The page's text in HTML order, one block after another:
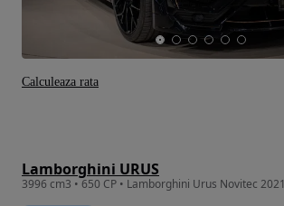
Lamborghini URUS
3996 cm3 • 650 CP • Lamborghini Urus Novitec 2021
Calculeaza rata